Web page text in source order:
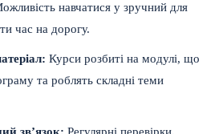
навчатися у зручний для
час на дорогу.
Курси розбиті на модулі, що
та роблять складні теми